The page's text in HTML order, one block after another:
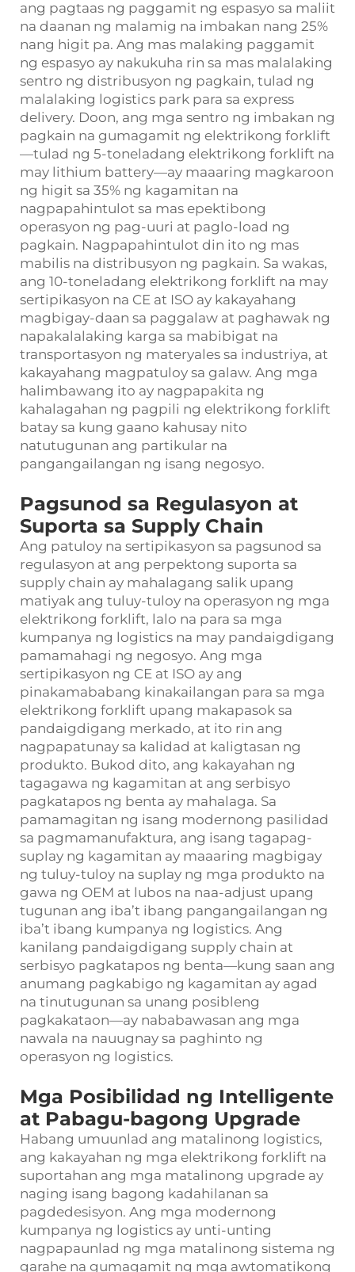
ang pagtaas ng paggamit ng espasyo sa maliit
na daanan ng malamig na imbakan nang 25%
nang higit pa. Ang mas malaking paggamit
ng espasyo ay nakukuha rin sa mas malalaking
sentro ng distribusyon ng pagkain, tulad ng
malalaking logistics park para sa express
delivery. Doon, ang mga sentro ng imbakan ng
pagkain na gumagamit ng elektrikong forklift
—tulad ng 5-toneladang elektrikong forklift na
may lithium battery—ay maaaring magkaroon
ng higit sa 35% ng kagamitan na
nagpapahintulot sa mas epektibong
operasyon ng pag-uuri at paglo-load ng
pagkain. Nagpapahintulot din ito ng mas
mabilis na distribusyon ng pagkain. Sa wakas,
ang 10-toneladang elektrikong forklift na may
sertipikasyon na CE at ISO ay kakayahang
magbigay-daan sa paggalaw at paghawak ng
napakalalaking karga sa mabibigat na
transportasyon ng materyales sa industriya, at
kakayahang magpatuloy sa galaw. Ang mga
halimbawang ito ay nagpapakita ng
kahalagahan ng pagpili ng elektrikong forklift
batay sa kung gaano kahusay nito
natutugunan ang partikular na
pangangailangan ng isang negosyo.
Pagsunod sa Regulasyon at
Suporta sa Supply Chain
Ang patuloy na sertipikasyon sa pagsunod sa
regulasyon at ang perpektong suporta sa
supply chain ay mahalagang salik upang
matiyak ang tuluy-tuloy na operasyon ng mga
elektrikong forklift, lalo na para sa mga
kumpanya ng logistics na may pandaigdigang
pamamahagi ng negosyo. Ang mga
sertipikasyon ng CE at ISO ay ang
pinakamababang kinakailangan para sa mga
elektrikong forklift upang makapasok sa
pandaigdigang merkado, at ito rin ang
nagpapatunay sa kalidad at kaligtasan ng
produkto. Bukod dito, ang kakayahan ng
tagagawa ng kagamitan at ang serbisyo
pagkatapos ng benta ay mahalaga. Sa
pamamagitan ng isang modernong pasilidad
sa pagmamanufaktura, ang isang tagapag-
suplay ng kagamitan ay maaaring magbigay
ng tuluy-tuloy na suplay ng mga produkto na
gawa ng OEM at lubos na naa-adjust upang
tugunan ang iba’t ibang pangangailangan ng
iba’t ibang kumpanya ng logistics. Ang
kanilang pandaigdigang supply chain at
serbisyo pagkatapos ng benta—kung saan ang
anumang pagkabigo ng kagamitan ay agad
na tinutugunan sa unang posibleng
pagkakataon—ay nababawasan ang mga
nawala na nauugnay sa paghinto ng
operasyon ng logistics.
Mga Posibilidad ng Intelligente
at Pabagu-bagong Upgrade
Habang umuunlad ang matalinong logistics,
ang kakayahan ng mga elektrikong forklift na
suportahan ang mga matalinong upgrade ay
naging isang bagong kadahilanan sa
pagdedesisyon. Ang mga modernong
kumpanya ng logistics ay unti-unting
nagpapaunlad ng mga matalinong sistema ng
garahe na gumagamit ng mga awtomatikong